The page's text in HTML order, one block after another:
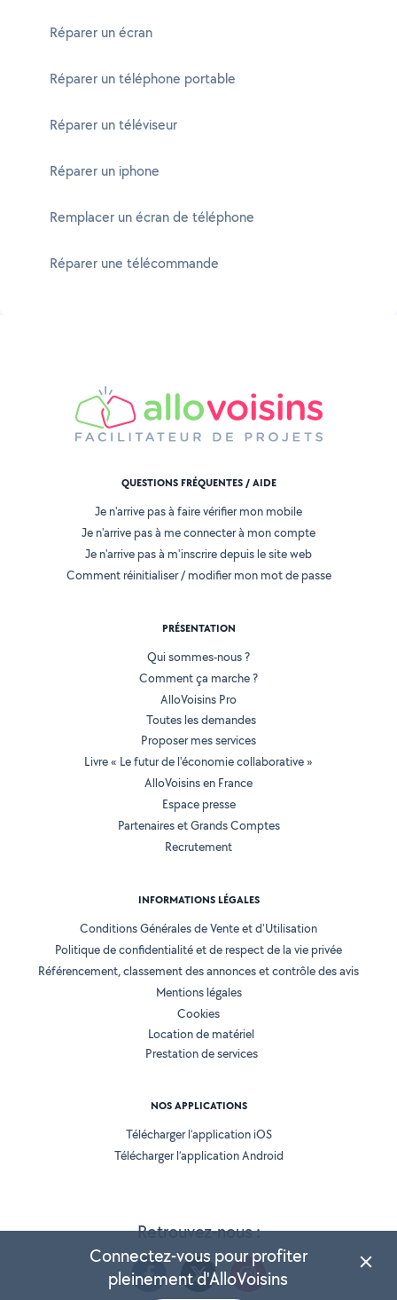
Réparer un écran
Réparer un téléphone portable
Réparer un téléviseur
Réparer un iphone
Remplacer un écran de téléphone
Réparer une télécommande
Retrouvez-nous :
QUESTIONS FRÉQUENTES / AIDE
Je n'arrive pas à faire vérifier mon mobile
Je n'arrive pas à me connecter à mon compte
Je n'arrive pas à m'inscrire depuis le site web
Comment réinitialiser / modifier mon mot de passe
PRÉSENTATION
Qui sommes-nous ?
Comment ça marche ?
AlloVoisins Pro
Toutes les demandes
Proposer mes services
Livre « Le futur de l'économie collaborative »
AlloVoisins en France
Espace presse
Partenaires et Grands Comptes
Recrutement
INFORMATIONS LÉGALES
Conditions Générales de Vente et d'Utilisation
Politique de confidentialité et de respect de la vie privée
Référencement, classement des annonces et contrôle des avis
Mentions légales
Cookies
Location de matériel
Prestation de services
NOS APPLICATIONS
Télécharger l’application iOS
Télécharger l’application Android
Connectez-vous pour profiter
pleinement d'AlloVoisins